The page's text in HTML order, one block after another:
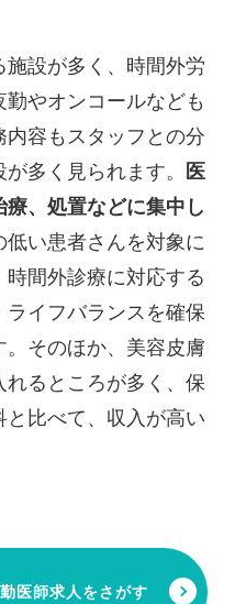
施設が多く、時間外労
やオンコールなども
容もスタッフとの分
多く見られます。 医
、処置などに集中し
い患者さんを対象に
時間外診療に対応する
イフバランスを確保
。そのほか、美容皮膚
るところが多く、保
比べて、収入が高い
医師求人をさがす